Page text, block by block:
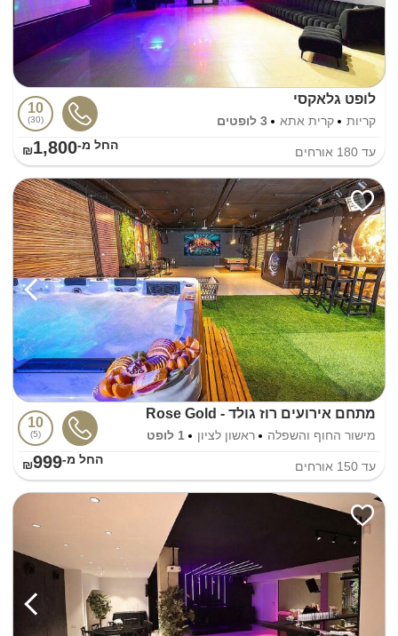
לופט גלאקסי
קריות קרית אתא 3 לופטים
10
30
עד 180 אורחים החל מ-₪1,800
מתחם אירועים רוז גולד - Rose Gold
מישור החוף והשפלה ראשון לציון 1 לופט
10
5
עד 150 אורחים החל מ-₪999